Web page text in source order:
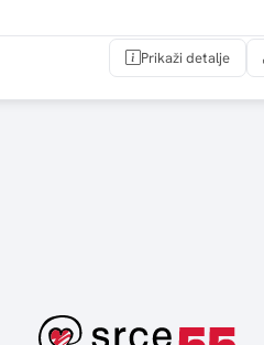
Prikaži detalje